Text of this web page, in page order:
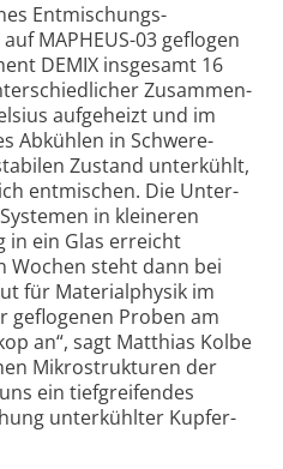
Entmischungs­
MAPHEUS-03 geflogen
DEMIX insgesamt 16
Zusammen­
aufge­heizt und im
Abkühlen in Schwere­
Zustand unterkühlt,
entmischen. Die Unter­
in kleineren
in ein Glas erreicht
Wochen steht dann bei
für Material­physik im
geflo­genen Proben am
an“, sagt Matthias Kolbe
Mikro­strukturen der
ein tief­greifendes
unter­kühlter Kupfer-